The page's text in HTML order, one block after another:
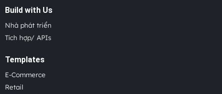
Build with Us
Nhà phát triển
Tích hợp/ APIs
Templates
E-Commerce
Retail